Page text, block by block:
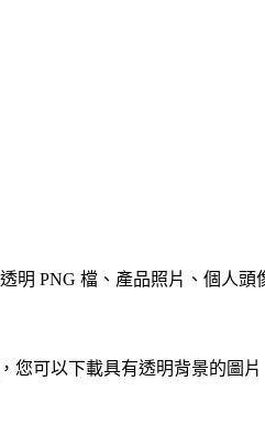
明 PNG 檔、產品照片、個人頭
您可以下載具有透明背景的圖片